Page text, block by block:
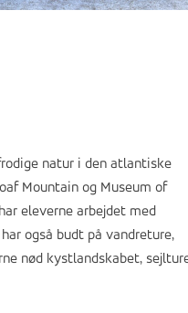
natur i den atlantiske
Mountain og Museum of
eleverne arbejdet med
også budt på vandreture,
nød kystlandskabet,